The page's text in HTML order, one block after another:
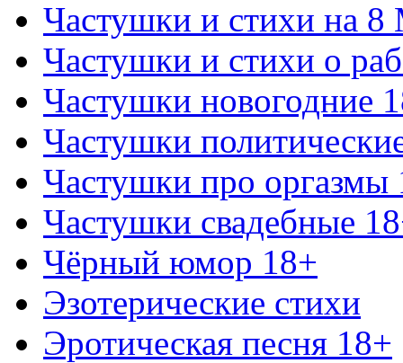
Частушки и стихи на 8
Частушки и стихи о
Частушки новогодние
Частушки
Частушки про оргазмы
Частушки свадебные
Чёрный юмор 18+
Эзотерические стихи
Эротическая песня 18+